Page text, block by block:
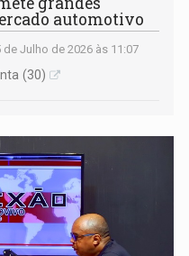
automotivo
de Julho de 2026 às 11:07
(30)